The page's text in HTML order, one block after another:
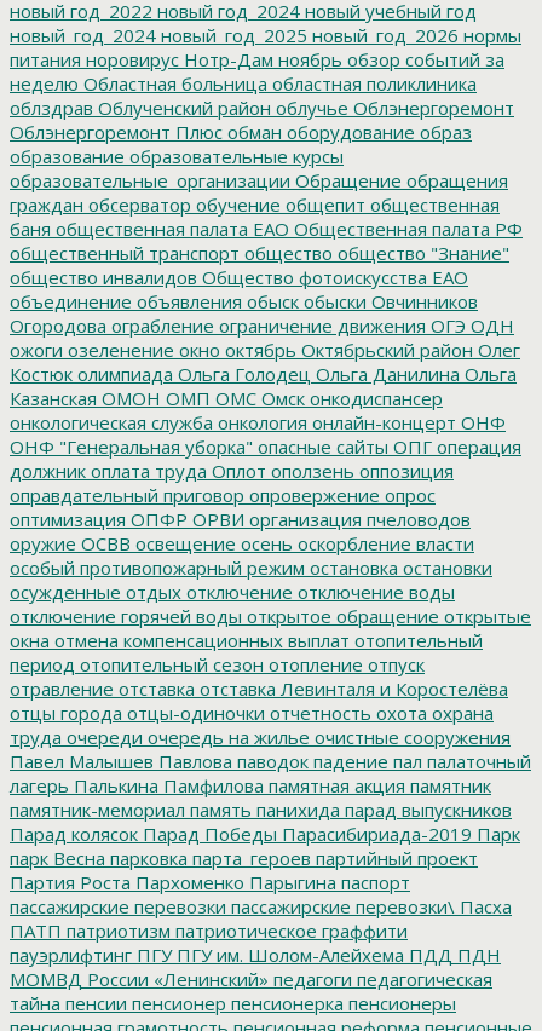
новый год_2022 новый год_2024 новый учебный год
новый_год_2024 новый_год_2025 новый_год_2026 нормы
питания норовирус Нотр-Дам ноябрь обзор событий за
неделю Областная больница областная поликлиника
облздрав Облученский район облучье Облэнергоремонт
Облэнергоремонт Плюс обман оборудование образ
образование образовательные курсы
образовательные_организации Обращение обращения
граждан обсерватор обучение общепит общественная
баня общественная палата ЕАО Общественная палата РФ
общественный транспорт общество общество "Знание"
общество инвалидов Общество фотоискусства ЕАО
объединение объявления обыск обыски Овчинников
Огородова ограбление ограничение движения ОГЭ ОДН
ожоги озеленение окно октябрь Октябрьский район Олег
Костюк олимпиада Ольга Голодец Ольга Данилина Ольга
Казанская ОМОН ОМП ОМС Омск онкодиспансер
онкологическая служба онкология онлайн-концерт ОНФ
ОНФ "Генеральная уборка" опасные сайты ОПГ операция
должник оплата труда Оплот оползень оппозиция
оправдательный приговор опровержение опрос
оптимизация ОПФР ОРВИ организация пчеловодов
оружие ОСВВ освещение осень оскорбление власти
особый противопожарный режим остановка остановки
осужденные отдых отключение отключение воды
отключение горячей воды открытое обращение открытые
окна отмена компенсационных выплат отопительный
период отопительный сезон отопление отпуск
отравление отставка отставка Левинталя и Коростелёва
отцы города отцы-одиночки отчетность охота охрана
труда очереди очередь на жилье очистные сооружения
Павел Малышев Павлова паводок падение пал палаточный
лагерь Палькина Памфилова памятная акция памятник
памятник-мемориал память панихида парад выпускников
Парад колясок Парад Победы Парасибириада-2019 Парк
парк Весна парковка парта_героев партийный проект
Партия Роста Пархоменко Парыгина паспорт
пассажирские перевозки пассажирские перевозки\ Пасха
ПАТП патриотизм патриотическое граффити
пауэрлифтинг ПГУПГУ им. Шолом-Алейхема ПДД ПДН
МОМВД России «Ленинский» педагоги педагогическая
тайна пенсии пенсионер пенсионерка пенсионеры